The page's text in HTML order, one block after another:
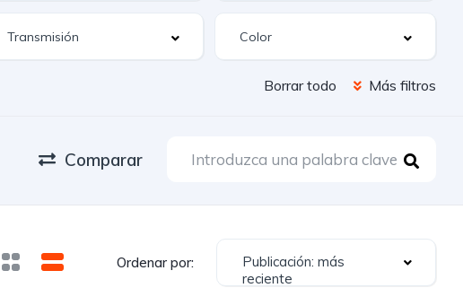
Borrar todo Más filtros
Comparar
Ordenar por:
Publicación: más
reciente